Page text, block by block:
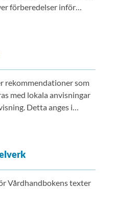
förberedelser inför
rekommendationer som
med lokala anvisningar
Detta anges i
Vårdhandbokens texter